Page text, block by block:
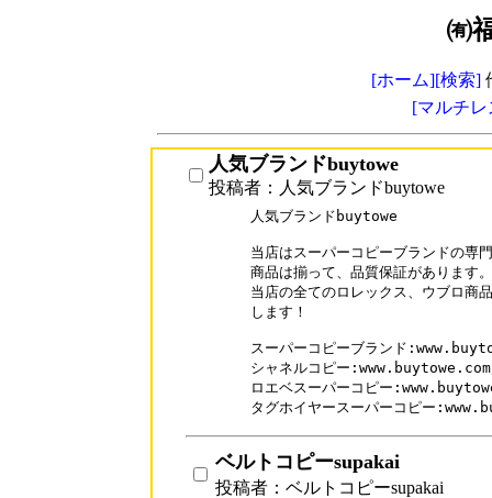
㈲
[ホーム][検索]
[マルチ
人気ブランドbuytowe
投稿者：人気ブランドbuytowe
人気ブランドbuytowe
当店はスーパーコピーブランドの専
商品は揃って、品質保証があります。
当店の全てのロレックス、ウブロ商
します！
スーパーコピーブランド
シャネルコピー
ロエベスーパーコピー
タグホイヤースーパーコピー
ベルトコピーsupakai
投稿者：ベルトコピーsupakai